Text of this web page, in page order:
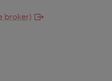
broker)